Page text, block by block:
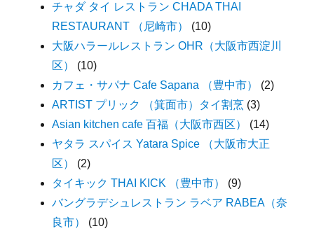
チャダ タイ レストラン CHADA THAI
RESTAURANT （尼崎市）
(10)
大阪ハラールレストラン OHR（大阪市西淀川
区）
(10)
カフェ・サパナ Cafe Sapana （豊中市）
(2)
ARTIST プリック （箕面市）タイ割烹 (3)
Asian kitchen cafe 百福（大阪市西区）
(14)
ヤタラ スパイス Yatara Spice （大阪市大正
区）
(2)
タイキック THAI KICK （豊中市）
(9)
バングラデシュレストラン ラベア RABEA（奈
良市）
(10)